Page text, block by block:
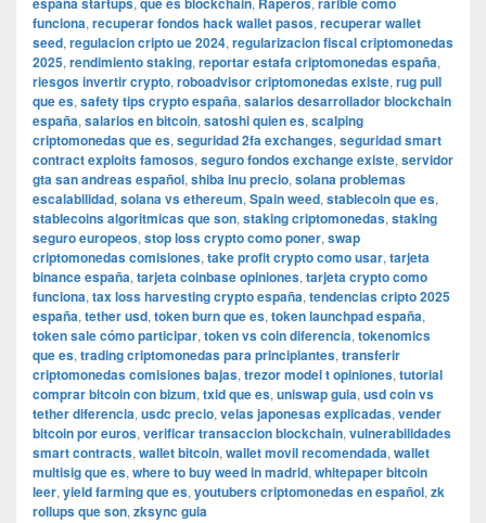
funciona, recuperar fondos hack wallet pasos, recuperar wallet
seed, regulacion cripto ue 2024, regularizacion fiscal criptomonedas
2025, rendimiento staking, reportar estafa criptomonedas españa,
riesgos invertir crypto, roboadvisor criptomonedas existe, rug pull
que es, safety tips crypto españa, salarios desarrollador blockchain
españa, salarios en bitcoin, satoshi quien es, scalping
criptomonedas que es, seguridad 2fa exchanges, seguridad smart
contract exploits famosos, seguro fondos exchange existe, servidor
gta san andreas español, shiba inu precio, solana problemas
escalabilidad, solana vs ethereum, Spain weed, stablecoin que es,
stablecoins algoritmicas que son, staking criptomonedas, staking
seguro europeos, stop loss crypto como poner, swap
criptomonedas comisiones, take profit crypto como usar, tarjeta
binance españa, tarjeta coinbase opiniones, tarjeta crypto como
funciona, tax loss harvesting crypto españa, tendencias cripto 2025
españa, tether usd, token burn que es, token launchpad españa,
token sale cómo participar, token vs coin diferencia, tokenomics
que es, trading criptomonedas para principiantes, transferir
criptomonedas comisiones bajas, trezor model t opiniones, tutorial
comprar bitcoin con bizum, txid que es, uniswap guia, usd coin vs
tether diferencia, usdc precio, velas japonesas explicadas, vender
bitcoin por euros, verificar transaccion blockchain, vulnerabilidades
smart contracts, wallet bitcoin, wallet movil recomendada, wallet
multisig que es, where to buy weed in madrid, whitepaper bitcoin
leer, yield farming que es, youtubers criptomonedas en español, zk
rollups que son, zksync guia